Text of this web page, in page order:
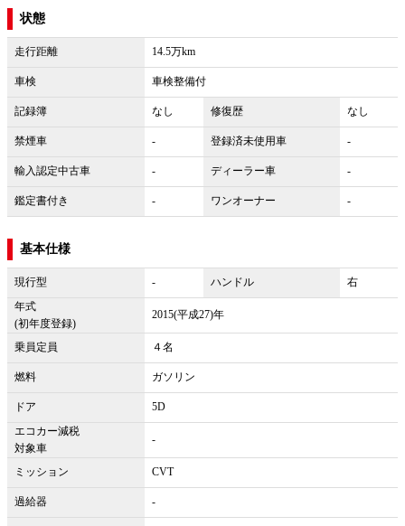
状態
走行距離 14.5万km
車検 車検整備付
記録簿 なし 修復歴 なし
禁煙車 - 登録済未使用車 -
輸入認定中古車 - ディーラー車 -
鑑定書付き - ワンオーナー -
基本仕様
現行型 - ハンドル
右
年式
(初年度登録)
2015(平成27)年
乗員定員 ４名
燃料 ガソリン
ドア
5D
エコカー減税
対象車
-
ミッション CVT
過給器 -